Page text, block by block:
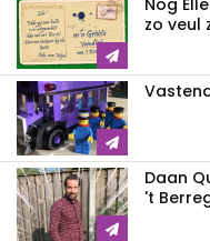
Nog
zo veul
Daan
't